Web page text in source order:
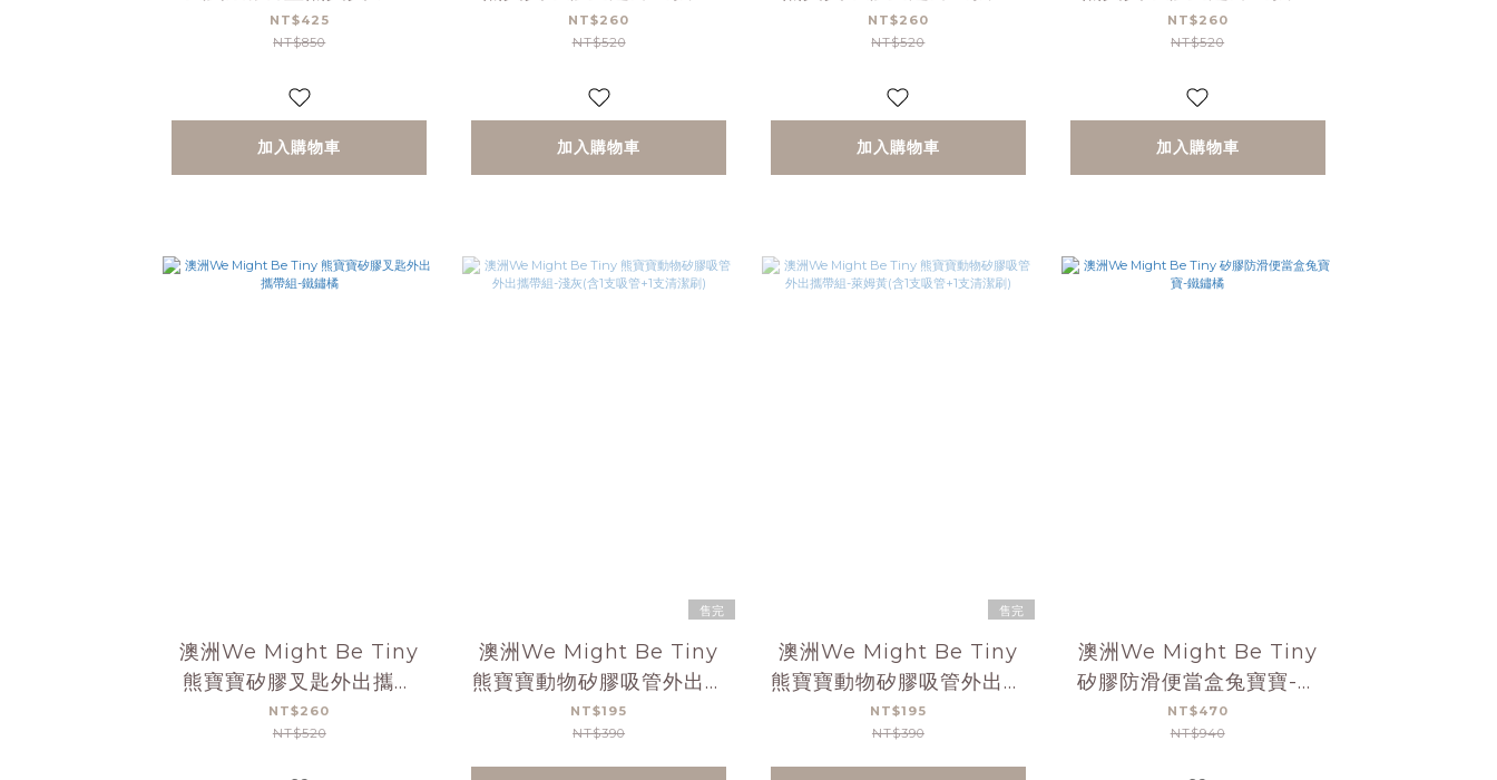
玫瑰
NT$425
NT$850
加入購物車
組-萊姆黃
NT$260
NT$520
加入購物車
組-薄荷綠
NT$260
NT$520
加入購物車
組-煙燻玫瑰
NT$260
NT$520
加入購物車
澳洲We Might Be Tiny
熊寶寶矽膠叉匙外出攜帶
組-鐵鏽橘
NT$260
NT$520
售完
澳洲We Might Be Tiny
熊寶寶動物矽膠吸管外出攜
帶組-淺灰(含1支吸管+1支
清潔刷)
NT$195
NT$390
售完
澳洲We Might Be Tiny
熊寶寶動物矽膠吸管外出攜
帶組-萊姆黃(含1支吸管+1
支清潔刷)
NT$195
NT$390
澳洲We Might Be Tiny
矽膠防滑便當盒兔寶寶-鐵
鏽橘
NT$470
NT$940